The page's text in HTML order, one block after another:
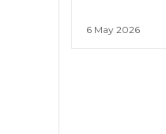
6 May 2026